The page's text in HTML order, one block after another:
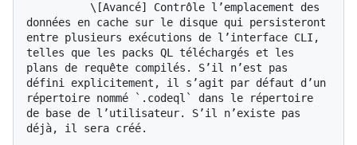
données en cache sur le disque qui persisteront
entre plusieurs exécutions de l’interface CLI,
telles que les packs QL téléchargés et les
plans de requête compilés. S’il n’est pas
défini explicitement, il s’agit par défaut d’un
répertoire nommé `.codeql` dans le répertoire
de base de l’utilisateur. S’il n’existe pas